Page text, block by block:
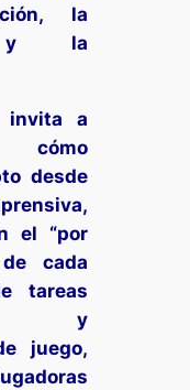
la
y la
invita a
cómo
desde
el “por
cada
tareas
y
juego,